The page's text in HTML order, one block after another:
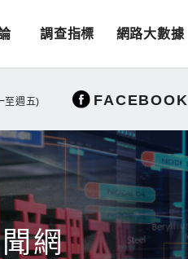
調查指標 網路大數據
至週五) FACEBOOK
網